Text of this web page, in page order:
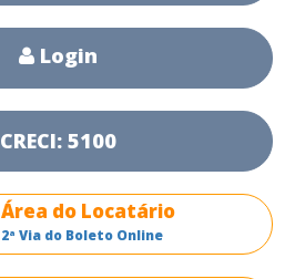
Login
CRECI: 5100
Área do Locatário
2ª Via do Boleto Online